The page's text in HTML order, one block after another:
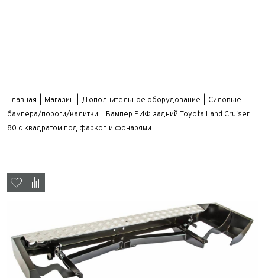
Главная Магазин Дополнительное оборудование
Силовые
бампера/пороги/калитки
Бампер РИФ задний Toyota Land Cruiser
80 с квадратом под фаркоп и фонарями